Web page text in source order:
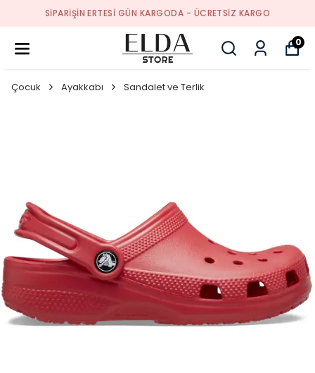
SIPARIŞIN ERTESI GÜN KARGODA - ÜCRETSIZ KARGO
0
Çocuk Ayakkabı Sandalet ve Terlik